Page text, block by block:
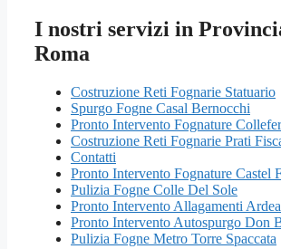
I nostri servizi in
Roma
Costruzione Reti Fognarie Statuario
Spurgo Fogne Casal Bernocchi
Pronto Intervento Fognature
Costruzione Reti Fognarie Prati
Contatti
Pronto Intervento Fognature Castel
Pulizia Fogne Colle Del Sole
Pronto Intervento Allagamenti Ardea
Pronto Intervento Autospurgo Don
Pulizia Fogne Metro Torre Spaccata